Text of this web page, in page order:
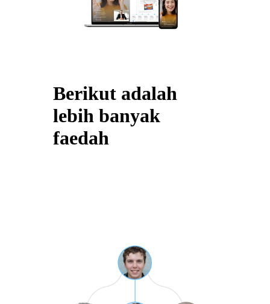
Berikut adalah
lebih banyak
faedah